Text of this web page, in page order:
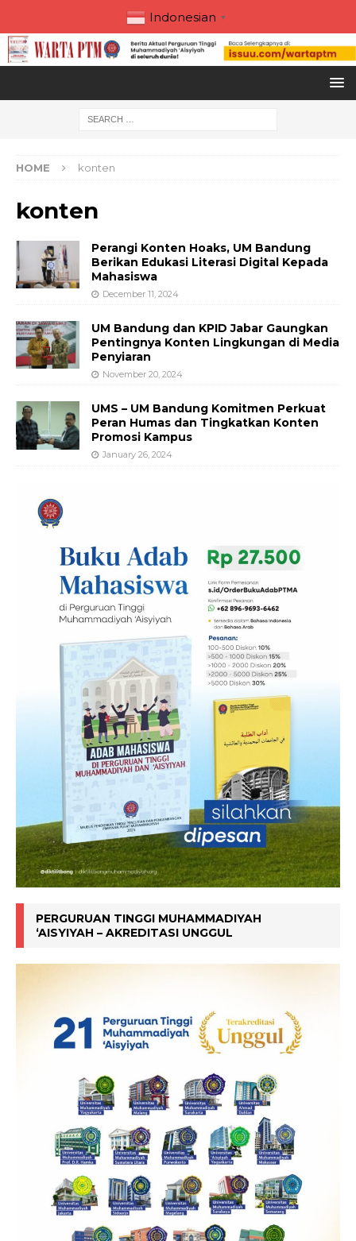
Indonesian ▼
HOME konten
konten
Perangi Konten Hoaks, UM Bandung
Berikan Edukasi Literasi Digital Kepada
Mahasiswa
December 11, 2024
UM Bandung dan KPID Jabar Gaungkan
Pentingnya Konten Lingkungan di Media
Penyiaran
November 20, 2024
UMS – UM Bandung Komitmen Perkuat
Peran Humas dan Tingkatkan Konten
Promosi Kampus
January 26, 2024
PERGURUAN TINGGI MUHAMMADIYAH
‘AISYIYAH – AKREDITASI UNGGUL